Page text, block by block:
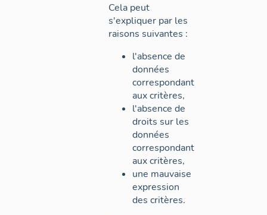
Cela peut
s'expliquer par les
raisons suivantes :
l'absence de
données
correspondant
aux critères,
l'absence de
droits sur les
données
correspondant
aux critères,
une mauvaise
expression
des critères.